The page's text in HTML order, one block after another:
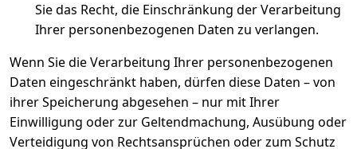
Sie das Recht, die Einschränkung der Verarbeitung
Ihrer personenbezogenen Daten zu verlangen.
Wenn Sie die Verarbeitung Ihrer personenbezogenen
Daten eingeschränkt haben, dürfen diese Daten – von
ihrer Speicherung abgesehen – nur mit Ihrer
Einwilligung oder zur Geltendmachung, Ausübung oder
Verteidigung von Rechtsansprüchen oder zum Schutz